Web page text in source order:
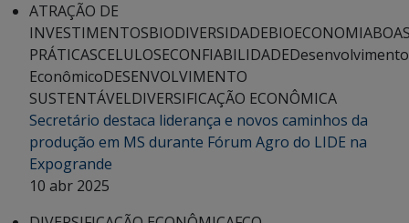
ATRAÇÃO DE
INVESTIMENTOSBIODIVERSIDADEBIOECONOMIA
PRÁTICASCELULOSECONFIABILIDADEDesenvolvimento
EconômicoDESENVOLVIMENTO
SUSTENTÁVELDIVERSIFICAÇÃO ECONÔMICA
Secretário destaca liderança e novos caminhos da
produção em MS durante Fórum Agro do LIDE na
Expogrande
10 abr 2025